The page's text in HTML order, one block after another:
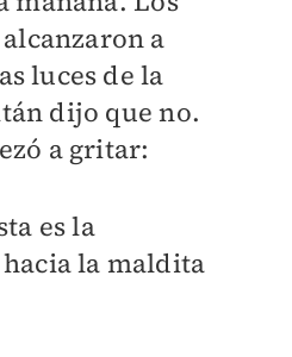
a
luces de la
dijo que no.
a gritar:
es la
la maldita